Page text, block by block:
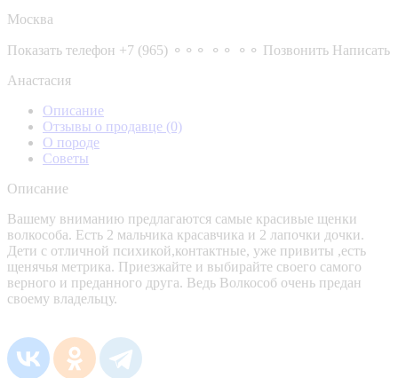
Москва
Показать телефон +7 (965) ⚬⚬⚬ ⚬⚬ ⚬⚬ Позвонить Написать
Анастасия
Описание
Отзывы о продавце (0)
О породе
Советы
Описание
Вашему вниманию предлагаются самые красивые щенки
волкособа. Есть 2 мальчика красавчика и 2 лапочки дочки.
Дети с отличной психикой,контактные, уже привиты ,есть
щенячья метрика. Приезжайте и выбирайте своего самого
верного и преданного друга. Ведь Волкособ очень предан
своему владельцу.